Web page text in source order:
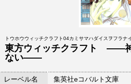
トウホウウィッチクラフト04カミサマハダイスヲフラナイ
東方ウィッチクラフト ――
ない――
レーベル名
集英社eコバルト文庫